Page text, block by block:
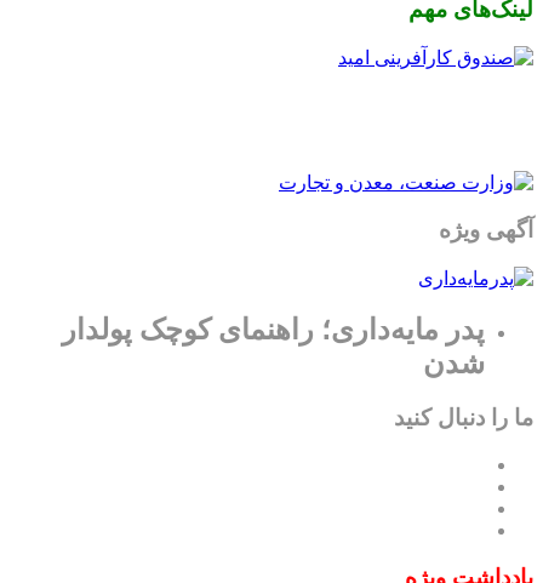
لینک‌های مهم
آگهی ویژه
پدر مایه‌داری؛ راهنمای کوچک پولدار
شدن
ما را دنبال کنید
یادداشت ویژه